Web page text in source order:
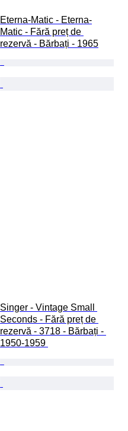
Eterna-Matic - Eterna-
Matic - Fără preț de
rezervă - Bărbați - 1965
Singer - Vintage Small
Seconds - Fără preț de
rezervă - 3718 - Bărbați -
1950-1959